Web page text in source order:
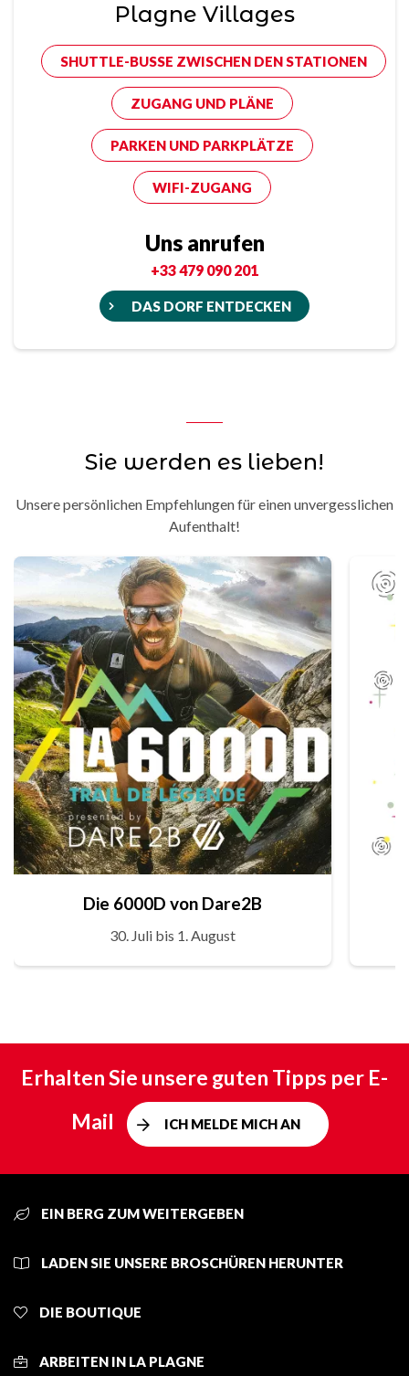
Plagne Villages
SHUTTLE-BUSSE ZWISCHEN DEN STATIONEN
ZUGANG UND PLÄNE
PARKEN UND PARKPLÄTZE
WIFI-ZUGANG
Uns anrufen
+33 479 090 201
DAS DORF ENTDECKEN
Sie werden es lieben!
Unsere persönlichen Empfehlungen für einen unvergesslichen
Aufenthalt!
Die 6000D von Dare2B
30. Juli bis 1. August
Erhalten Sie unsere guten Tipps per E-
Mail
ICH MELDE MICH AN
EIN BERG ZUM WEITERGEBEN
LADEN SIE UNSERE BROSCHÜREN HERUNTER
DIE BOUTIQUE
ARBEITEN IN LA PLAGNE